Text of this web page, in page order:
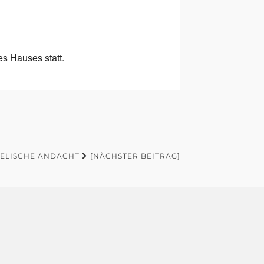
Hauses statt.
ANDACHT [NÄCHSTER BEITRAG]